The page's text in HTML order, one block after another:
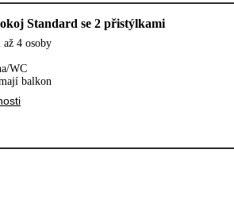
Standard se 2 přistýlkami
4 osoby
WC
balkon